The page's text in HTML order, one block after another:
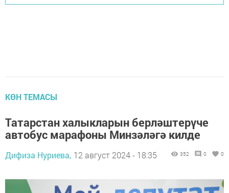
КӨН ТЕМАСЫ
Татарстан халыкларын берләштерүче
автобус марафоны Минзәләгә килде
Дифиза Нуриева, 12 август 2024 - 18:35 352 0 0